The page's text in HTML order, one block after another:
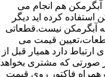
هم انجام می
کرده اید دیگر
آبگرمکن نیست.قطعاتی
قیمت می
دارد همیار قبل از
صورتی که مشتری بخواهد
همراه فاکتور روی قیمت